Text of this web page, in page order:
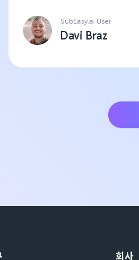
SubEasy.ai User
Davi Braz
회사